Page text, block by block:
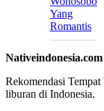
Yang
Romantis
Nativeindonesia.com
Rekomendasi
liburan di Indonesia.